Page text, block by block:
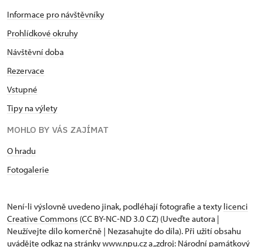
Informace pro návštěvníky
Prohlídkové okruhy
Návštěvní doba
Rezervace
Vstupné
Tipy na výlety
MOHLO BY VÁS ZAJÍMAT
O hradu
Fotogalerie
Není-li výslovně uvedeno jinak, podléhají fotografie a texty licenci
Creative Commons (CC BY-NC-ND 3.0 CZ) (Uveďte autora |
Neužívejte dílo komerčně | Nezasahujte do díla). Při užití obsahu
uvádějte odkaz na stránky www.npu.cz a „zdroj: Národní památkový